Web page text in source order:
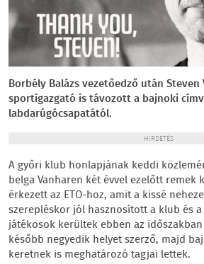
Borbély Balázs vezetőedző után Steven
sportigazgató is távozott a bajnoki
labdarúgócsapatától.
HIRDETÉS
A győri klub honlapjának keddi
belga Vanharen két évvel ezelőtt remek
érkezett az ETO-hoz, amit a kissé
szerepléskor jól hasznosított a klub és
játékosok kerültek ebben az
később negyedik helyet szerző, majd
keretnek is meghatározó tagjai lettek.